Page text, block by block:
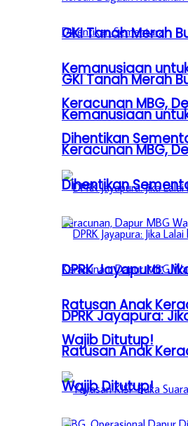
GKI Tanah Merah
Kemanusiaan
Keracunan MBG,
Dihentikan
DPRK Jayapura:
Ratusan Anak
Wajib Ditutup!
GKI Tanah Merah
Kemanusiaan
Keracunan MBG,
Dihentikan
DPRK Jayapura:
Ratusan Anak
Wajib Ditutup!